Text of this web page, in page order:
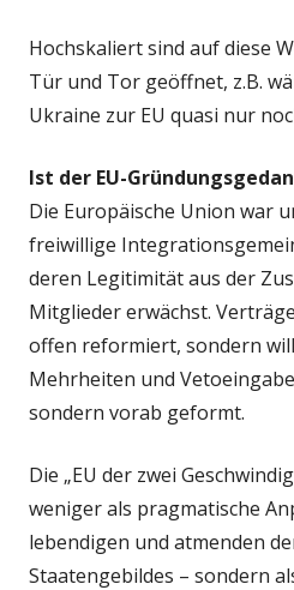
Hochskaliert sind auf diese
Tür und Tor geöffnet, z.B.
Ukraine zur EU quasi nur
Ist der EU-
Die Europäische Union war
freiwillige
deren Legitimität aus der
Mitglieder erwächst.
offen reformiert, sondern
Mehrheiten und
sondern vorab geformt.
Die „EU der zwei
weniger als pragmatische
lebendigen und atmenden
Staatengebildes – sondern